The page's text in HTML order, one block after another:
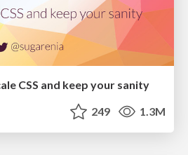
CSS and keep your sanity
249 1.3M